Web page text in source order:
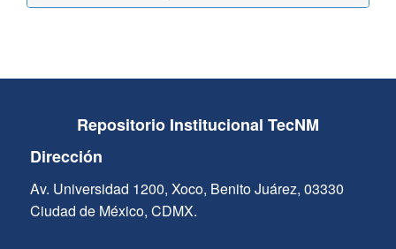
Repositorio Institucional TecNM
Dirección
Av. Universidad 1200, Xoco, Benito Juárez, 03330
Ciudad de México, CDMX.